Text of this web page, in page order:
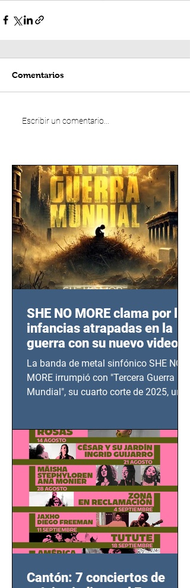
Comentarios
Escribir un comentario...
SHE NO MORE clama por las
infancias atrapadas en la
guerra con su nuevo video
TERCERA GUERRA
MUNDIAL
La banda de metal sinfónico SHE NO
MORE irrumpió con "Tercera Guerra
Mundial", su cuarto corte de 2025, un
bélicos.
Cantón: 7 conciertos de